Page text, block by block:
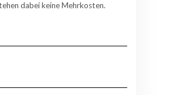
dabei keine Mehrkosten.